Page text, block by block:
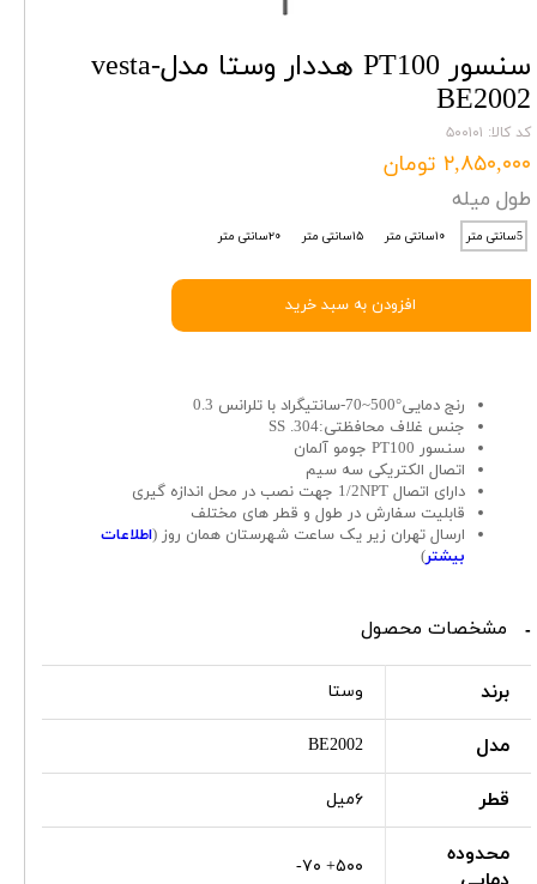
سنسور PT100 هددار وستا مدل-vesta
BE2002
کد کالا: ۵۰۰۱۰۱
۲,۸۵۰,۰۰۰ تومان
طول میله
5سانتی متر ۱۰سانتی متر ۱۵سانتی متر ۲۰سانتی متر
افزودن به سبد خرید
رنج دمایی°500~70-سانتیگراد با تلرانس 0.3
جنس غلاف محافظتی:SS .304
سنسور PT100 جومو آلمان
اتصال الکتریکی سه سیم
دارای اتصال 1/2NPT جهت نصب در محل اندازه گیری
قابلیت سفارش در طول و قطر های مختلف
ارسال تهران زیر یک ساعت شهرستان همان روز (اطلاعات
بیشتر)
مشخصات محصول
برند وستا
مدل BE2002
قطر ۶میل
محدوده
۵۰۰+ ۷۰-